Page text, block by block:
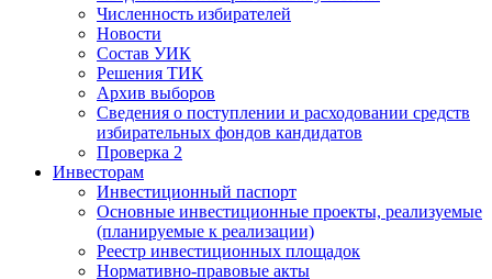
Численность избирателей
Новости
Состав УИК
Решения ТИК
Архив выборов
Сведения о поступлении и расходовании средств
избирательных фондов кандидатов
Проверка 2
Инвесторам
Инвестиционный паспорт
Основные инвестиционные проекты, реализуемые
(планируемые к реализации)
Реестр инвестиционных площадок
Нормативно-правовые акты